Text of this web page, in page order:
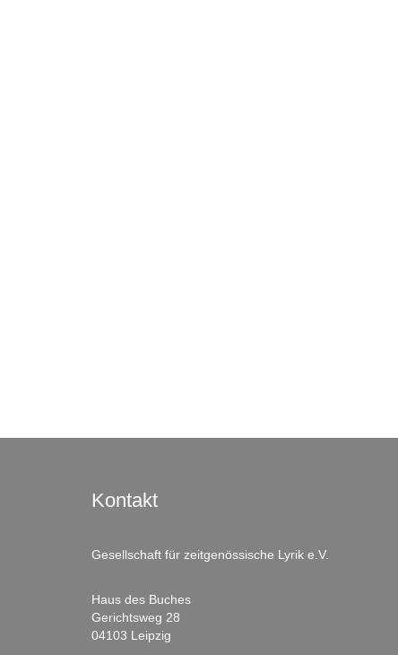
Kontakt
Gesellschaft für zeitgenössische Lyrik e.V.
Haus des Buches
Gerichtsweg 28
04103 Leipzig